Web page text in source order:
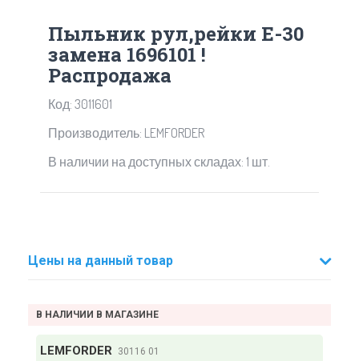
Пыльник рул,рейки Е-30
замена 1696101 !
Распродажа
Код: 3011601
Производитель: LEMFORDER
В наличии на доступных складах: 1 шт.
Цены на данный товар
В НАЛИЧИИ В МАГАЗИНЕ
LEMFORDER 30116 01